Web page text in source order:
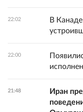
22:02
В
22:00
21:48
Иран